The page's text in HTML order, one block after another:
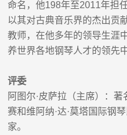
命名，他198年至2011年担
以其对古典音乐界的杰出贡
教师，在他多年的领导生涯
养世界各地钢琴人才的领先
评委
阿图尔·皮萨拉（主席） ：著
赛和维阿纳·达·莫塔国际钢
家。